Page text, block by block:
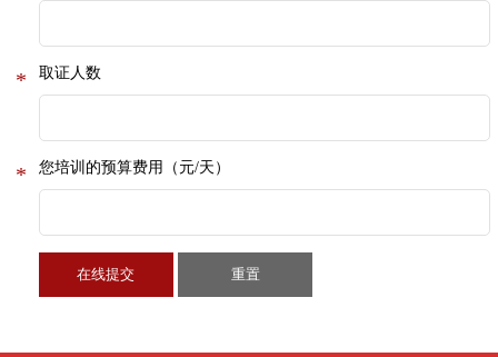
* 取证人数
* 您培训的预算费用（元/天）